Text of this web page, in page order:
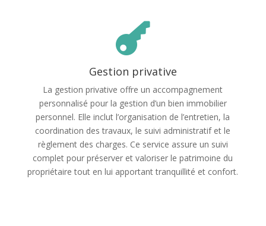

Gestion privative
La gestion privative offre un accompagnement
personnalisé pour la gestion d’un bien immobilier
personnel. Elle inclut l’organisation de l’entretien, la
coordination des travaux, le suivi administratif et le
règlement des charges. Ce service assure un suivi
complet pour préserver et valoriser le patrimoine du
propriétaire tout en lui apportant tranquillité et confort.